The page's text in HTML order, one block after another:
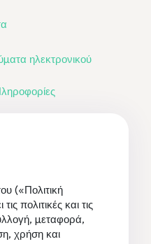
ηλεκτρονικού
(«Πολιτική
πολιτικές και τις
μεταφορά,
χρήση και